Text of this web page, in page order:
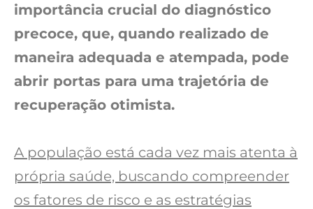
importância crucial do diagnóstico
precoce, que, quando realizado de
maneira adequada e atempada, pode
abrir portas para uma trajetória de
recuperação otimista.
A população está cada vez mais atenta à
própria saúde, buscando compreender
os fatores de risco e as estratégias